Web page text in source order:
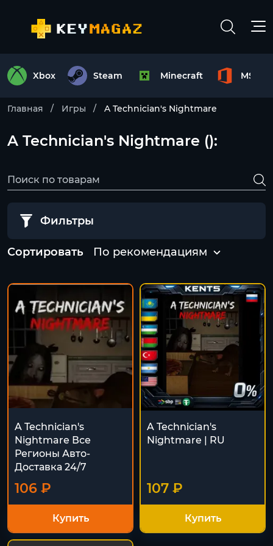
Xbox Steam Minecraft MS
Главная Игры A Technician's Nightmare
A Technician's Nightmare ():
Фильтры
Сортировать По рекомендациям
A Technician's
Nightmare Все
Регионы Авто-
Доставка 24/7
106 ₽
Купить
A Technician's
Nightmare | RU
107 ₽
Купить